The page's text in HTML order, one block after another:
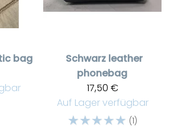
bag
Schwarz leather
phonebag
17,50 €
Auf Lager verfügbar
☆☆☆☆☆ (1)